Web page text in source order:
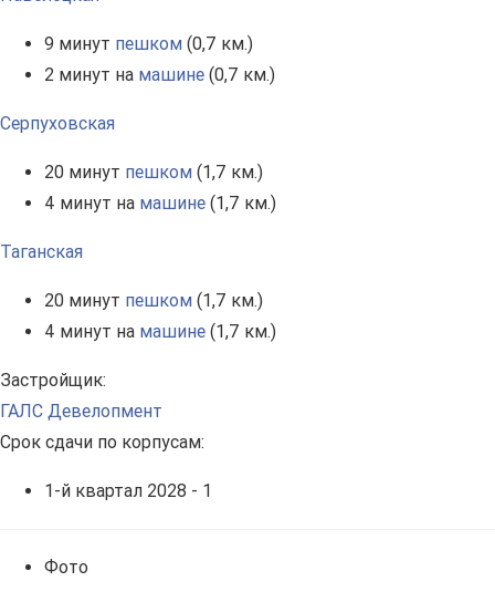
9 минут пешком (0,7 км.)
2 минут на машине (0,7 км.)
Серпуховская
20 минут пешком (1,7 км.)
4 минут на машине (1,7 км.)
Таганская
20 минут пешком (1,7 км.)
4 минут на машине (1,7 км.)
Застройщик:
ГАЛС Девелопмент
Срок сдачи по корпусам:
1-й квартал 2028 - 1
Фото